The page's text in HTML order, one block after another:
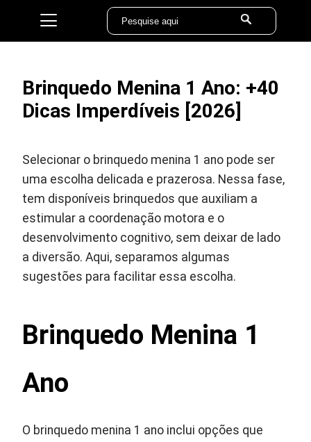
Brinquedo Menina 1 Ano: +40
Dicas Imperdíveis [2026]
Selecionar o brinquedo menina 1 ano pode ser
uma escolha delicada e prazerosa. Nessa fase,
tem disponíveis brinquedos que auxiliam a
estimular a coordenação motora e o
desenvolvimento cognitivo, sem deixar de lado
a diversão. Aqui, separamos algumas
sugestões para facilitar essa escolha.
Brinquedo Menina 1
Ano
O brinquedo menina 1 ano inclui opções que